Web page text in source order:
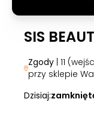
SIS
Zgody| 11
przy sklepie
Dzisiaj: